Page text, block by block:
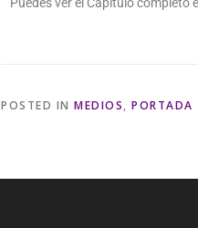
POSTED IN MEDIOS, PORTADA